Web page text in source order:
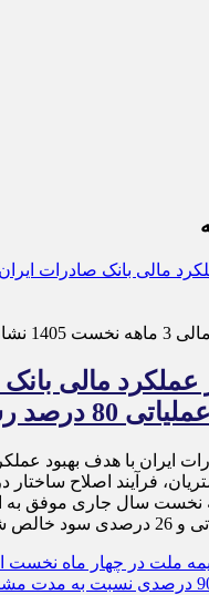
داد
عملکرد مالی
درصد رشد کرد
ایران با هدف بهبود
فرآیند اصلاح
شد.